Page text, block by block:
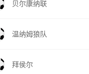
贝尔康纳联
温纳姆狼队
拜侯尔